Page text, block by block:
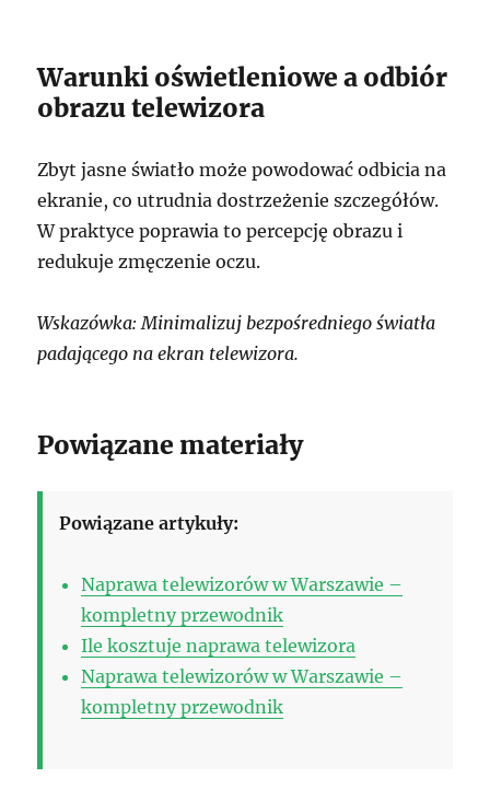
Warunki oświetleniowe a odbiór
obrazu telewizora
Zbyt jasne światło może powodować odbicia na
ekranie, co utrudnia dostrzeżenie szczegółów.
W praktyce poprawia to percepcję obrazu i
redukuje zmęczenie oczu.
Wskazówka: Minimalizuj bezpośredniego światła
padającego na ekran telewizora.
Powiązane materiały
Powiązane artykuły:
Naprawa telewizorów w Warszawie –
kompletny przewodnik
Ile kosztuje naprawa telewizora
Naprawa telewizorów w Warszawie –
kompletny przewodnik